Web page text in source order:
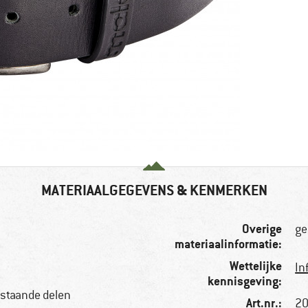
MATERIAALGEGEVENS & KENMERKEN
delen
Overige
materiaalinformatie:
Wettelijke
kennisgeving:
Art.nr.: